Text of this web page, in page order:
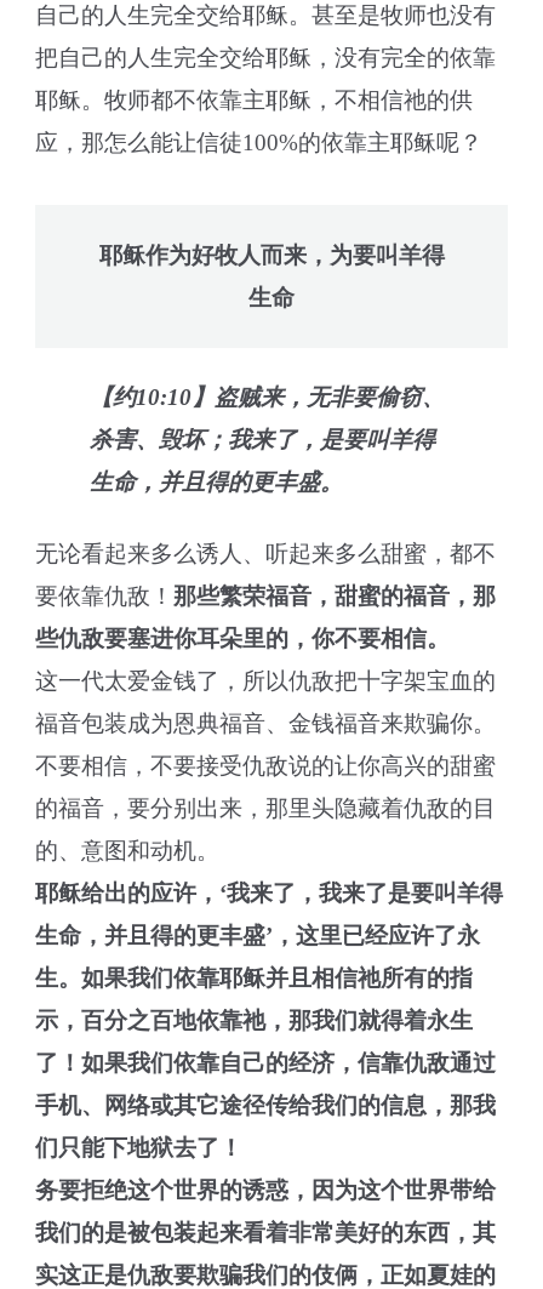
自己的人生完全交给耶稣。甚至是牧师也没有
把自己的人生完全交给耶稣，没有完全的依靠
耶稣。牧师都不依靠主耶稣，不相信祂的供
应，那怎么能让信徒100%的依靠主耶稣呢？
耶稣作为好牧人而来，为要叫羊得
生命
【约10:10】盗贼来，无非要偷窃、
杀害、毁坏；我来了，是要叫羊得
生命，并且得的更丰盛。
无论看起来多么诱人、听起来多么甜蜜，都不
要依靠仇敌！那些繁荣福音，甜蜜的福音，那
些仇敌要塞进你耳朵里的，你不要相信。
这一代太爱金钱了，所以仇敌把十字架宝血的
福音包装成为恩典福音、金钱福音来欺骗你。
不要相信，不要接受仇敌说的让你高兴的甜蜜
的福音，要分别出来，那里头隐藏着仇敌的目
的、意图和动机。
耶稣给出的应许，‘我来了，我来了是要叫羊得
生命，并且得的更丰盛’，这里已经应许了永
生。如果我们依靠耶稣并且相信祂所有的指
示，百分之百地依靠祂，那我们就得着永生
了！如果我们依靠自己的经济，信靠仇敌通过
手机、网络或其它途径传给我们的信息，那我
们只能下地狱去了！
务要拒绝这个世界的诱惑，因为这个世界带给
我们的是被包装起来看着非常美好的东西，其
实这正是仇敌要欺骗我们的伎俩，正如夏娃的